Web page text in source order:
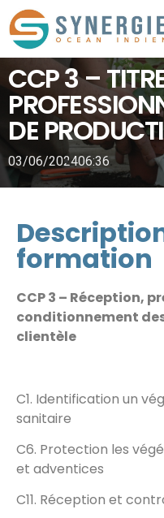
CCP 3 –
DE
03/06/202406:36
formation
CCP 3 – Réception,
conditionnement
clientèle
C1. Identification un
sanitaire
C6. Protection les
et adventices
C11. Réception et